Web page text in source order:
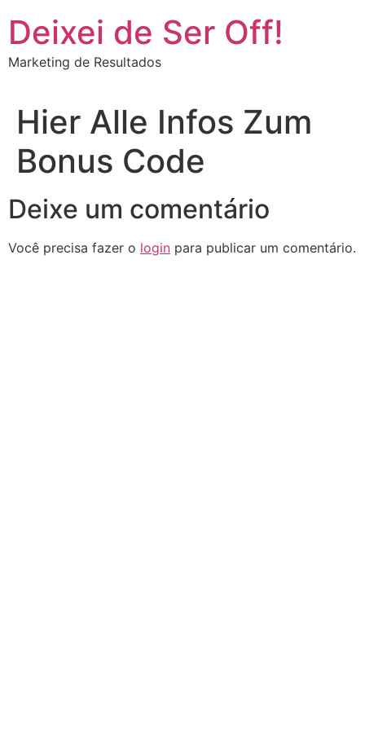
Deixei de Ser Off!
Marketing de Resultados
Hier Alle Infos Zum
Bonus Code
Deixe um comentário
Você precisa fazer o login para publicar um comentário.